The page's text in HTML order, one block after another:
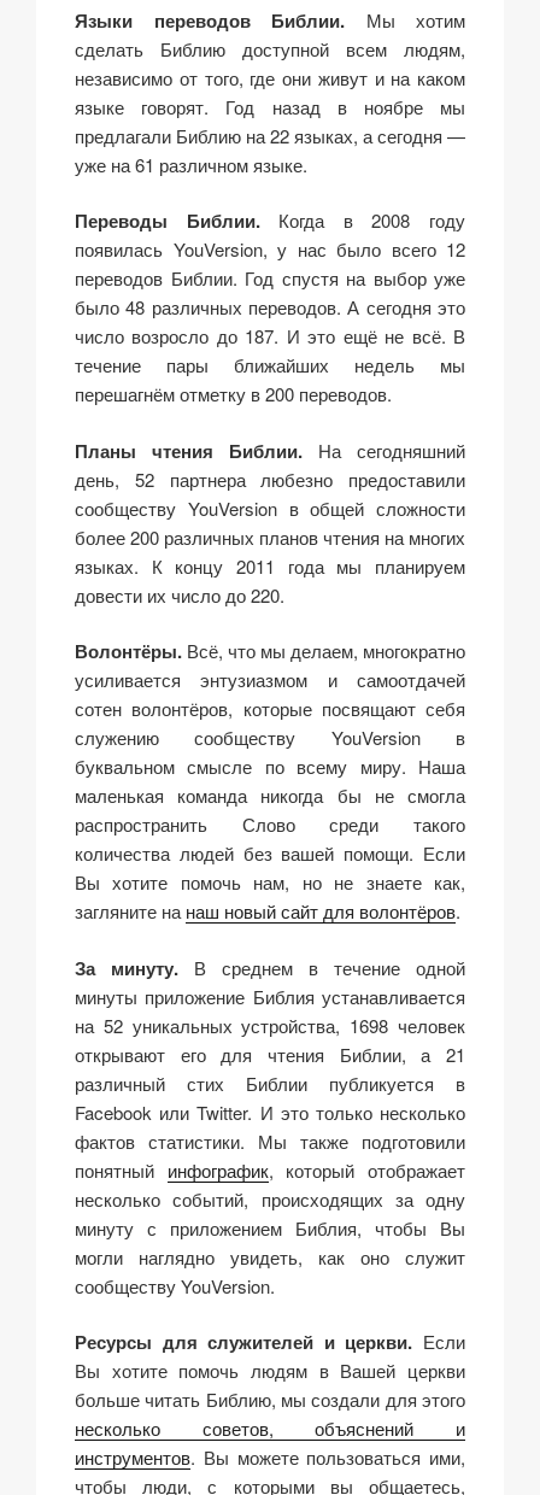
Языки переводов Библии. Мы хотим
сделать Библию доступной всем людям,
независимо от того, где они живут и на каком
языке говорят. Год назад в ноябре мы
предлагали Библию на 22 языках, а сегодня —
уже на 61 различном языке.
Переводы Библии.Когда в 2008 году
появилась YouVersion, у нас было всего 12
переводов Библии. Год спустя на выбор уже
было 48 различных переводов. А сегодня это
число возросло до 187. И это ещё не всё. В
течение пары ближайших недель мы
перешагнём отметку в 200 переводов.
Планы чтения Библии. На сегодняшний
день, 52 партнера любезно предоставили
сообществу YouVersion в общей сложности
более 200 различных планов чтения на многих
языках. К концу 2011 года мы планируем
довести их число до 220.
Волонтёры. Всё, что мы делаем, многократно
усиливается энтузиазмом и самоотдачей
сотен волонтёров, которые посвящают себя
служению сообществу YouVersion в
буквальном смысле по всему миру. Наша
маленькая команда никогда бы не смогла
распространить Слово среди такого
количества людей без вашей помощи. Если
Вы хотите помочь нам, но не знаете как,
загляните нанаш новый сайт для волонтёров.
За минуту. В среднем в течение одной
минуты приложение Библия устанавливается
на 52 уникальных устройства, 1698 человек
открывают его для чтения Библии, а 21
различный стих Библии публикуется в
Facebook или Twitter. И это только несколько
фактов статистики. Мы также подготовили
понятный инфографик, который отображает
несколько событий, происходящих за одну
минуту с приложением Библия, чтобы Вы
могли наглядно увидеть, как оно служит
сообществу YouVersion.
Ресурсы для служителей и церкви. Если
Вы хотите помочь людям в Вашей церкви
больше читать Библию, мы создали для этого
несколько советов, объяснений и
инструментов. Вы можете пользоваться ими,
чтобы люди, с которыми вы общаетесь,